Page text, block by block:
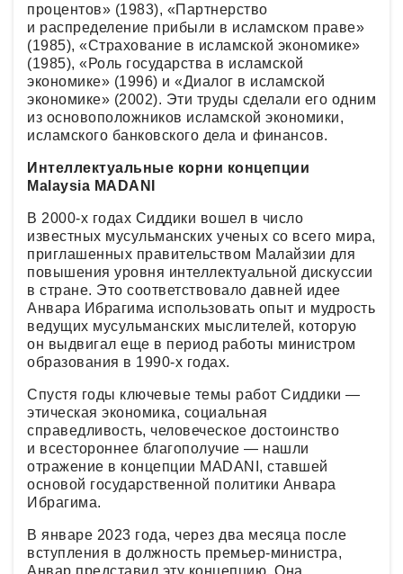
процентов» (1983), «Партнерство
и распределение прибыли в исламском праве»
(1985), «Страхование в исламской экономике»
(1985), «Роль государства в исламской
экономике» (1996) и «Диалог в исламской
экономике» (2002). Эти труды сделали его одним
из основоположников исламской экономики,
исламского банковского дела и финансов.
Интеллектуальные корни концепции
Malaysia MADANI
В 2000-х годах Сиддики вошел в число
известных мусульманских ученых со всего мира,
приглашенных правительством Малайзии для
повышения уровня интеллектуальной дискуссии
в стране. Это соответствовало давней идее
Анвара Ибрагима использовать опыт и мудрость
ведущих мусульманских мыслителей, которую
он выдвигал еще в период работы министром
образования в 1990-х годах.
Спустя годы ключевые темы работ Сиддики —
этическая экономика, социальная
справедливость, человеческое достоинство
и всестороннее благополучие — нашли
отражение в концепции MADANI, ставшей
основой государственной политики Анвара
Ибрагима.
В январе 2023 года, через два месяца после
вступления в должность премьер-министра,
Анвар представил эту концепцию. Она